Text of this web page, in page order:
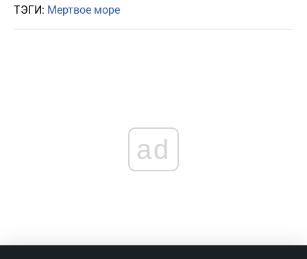
ТЭГИ: Мертвое море
ad